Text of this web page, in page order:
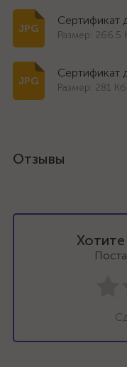
Сертификат
Размер: 266.5
Сертификат
Размер: 281 Кб
Отзывы